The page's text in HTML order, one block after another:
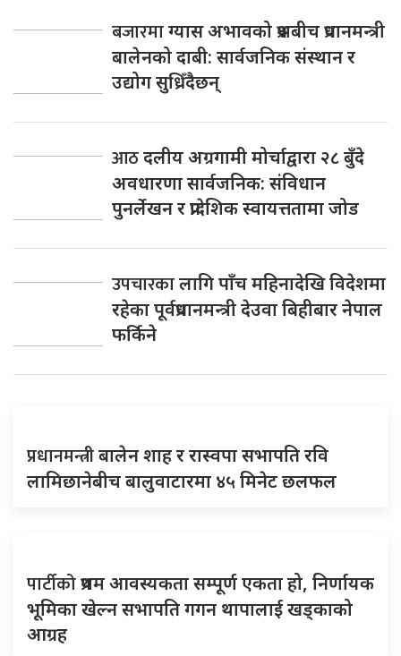
बजारमाग्यास अभावको प्रश्नबीच प्रधानमन्त्री
बालेनको दाबी: सार्वजनिक संस्थान र
उद्योग सुध्रिँदैछन्
आठदलीय अग्रगामी मोर्चाद्वारा २८ बुँदे
अवधारणा सार्वजनिक: संविधान
पुनर्लेखन र प्रादेशिक स्वायत्ततामा जोड
उपचारकालागि पाँच महिनादेखि विदेशमा
रहेका पूर्वप्रधानमन्त्री देउवा बिहीबार नेपाल
फर्किने
प्रधानमन्त्रीबालेन शाह र रास्वपा सभापति रवि
लामिछानेबीच बालुवाटारमा ४५ मिनेट छलफल
पार्टीकोप्रथम आवस्यकता सम्पूर्ण एकता हो, निर्णायक
भूमिका खेल्न सभापति गगन थापालाई खड्काको
आग्रह